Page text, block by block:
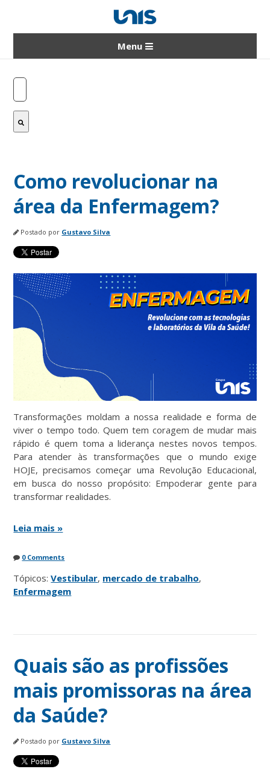
Menu
Como revolucionar na
área da Enfermagem?
Postado por Gustavo Silva
Transformações moldam a nossa realidade e forma de
viver o tempo todo. Quem tem coragem de mudar mais
rápido é quem toma a liderança nestes novos tempos.
Para atender às transformações que o mundo exige
HOJE, precisamos começar uma Revolução Educacional,
em busca do nosso propósito: Empoderar gente para
transformar realidades.
Leia mais »
0 Comments
Tópicos:Vestibular, mercado de trabalho,
Enfermagem
Quais são as profissões
mais promissoras na área
da Saúde?
Postado por Gustavo Silva